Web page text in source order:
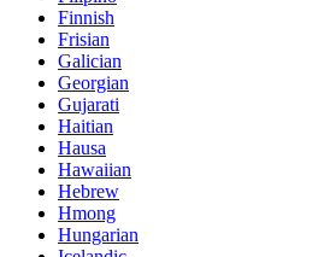
Finnish
Frisian
Galician
Georgian
Gujarati
Haitian
Hausa
Hawaiian
Hebrew
Hmong
Hungarian